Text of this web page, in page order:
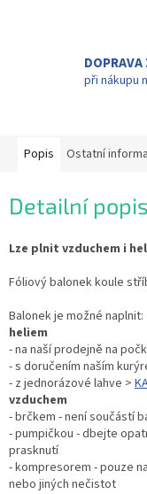
DOPRAVA
při nákupu
Popis Ostatní
Detailní
Lze plnit vzduchem i
Fóliový balonek koule
Balonek je možné naplnit:
heliem
- na naší prodejně na
- s doručením naším
- z jednorázové lahve >
vzduchem
- brčkem - není součástí
- pumpičkou - dbejte
prasknutí
- kompresorem - pouze
nebo jiných nečistot